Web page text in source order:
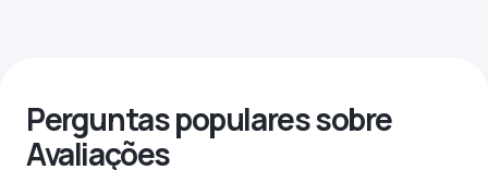
Perguntas populares sobre
Avaliações